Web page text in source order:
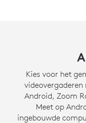
Kies voor het
Android, Zoom
Meet op
ingebouwde